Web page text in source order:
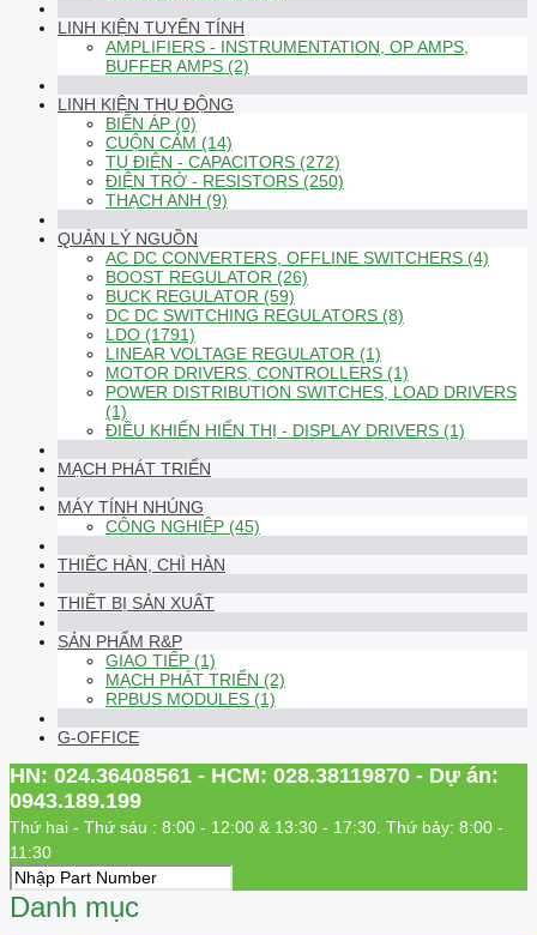
LINH KIỆN TUYẾN TÍNH
AMPLIFIERS - INSTRUMENTATION, OP AMPS,
BUFFER AMPS (2)
LINH KIỆN THỤ ĐỘNG
BIẾN ÁP (0)
CUỘN CẢM (14)
TỤ ĐIỆN - CAPACITORS (272)
ĐIỆN TRỞ - RESISTORS (250)
THẠCH ANH (9)
QUẢN LÝ NGUỒN
AC DC CONVERTERS, OFFLINE SWITCHERS (4)
BOOST REGULATOR (26)
BUCK REGULATOR (59)
DC DC SWITCHING REGULATORS (8)
LDO (1791)
LINEAR VOLTAGE REGULATOR (1)
MOTOR DRIVERS, CONTROLLERS (1)
POWER DISTRIBUTION SWITCHES, LOAD DRIVERS
(1)
ĐIỀU KHIỂN HIỂN THỊ - DISPLAY DRIVERS (1)
MẠCH PHÁT TRIỂN
MÁY TÍNH NHÚNG
CÔNG NGHIỆP (45)
THIẾC HÀN, CHÌ HÀN
THIẾT BỊ SẢN XUẤT
SẢN PHẨM R&P
GIAO TIẾP (1)
MẠCH PHÁT TRIỂN (2)
RPBUS MODULES (1)
G-OFFICE
HN: 024.36408561 - HCM: 028.38119870 - Dự án:
0943.189.199
Thứ hai - Thứ sáu : 8:00 - 12:00 & 13:30 - 17:30. Thứ bảy: 8:00 -
11:30
Danh mục